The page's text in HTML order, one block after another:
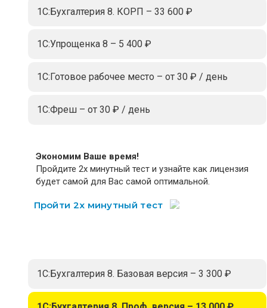
1С:Бухгалтерия 8. КОРП – 33 600 ₽
1С:Упрощенка 8 – 5 400 ₽
1С:Готовое рабочее место – от 30 ₽ / день
1С:Фреш – от 30 ₽ / день
Экономим Ваше время!
Пройдите 2х минутный тест и узнайте как лицензия
будет самой для Вас самой оптимальной.
Пройти 2х минутный тест
1С:Бухгалтерия 8. Базовая версия – 3 300 ₽